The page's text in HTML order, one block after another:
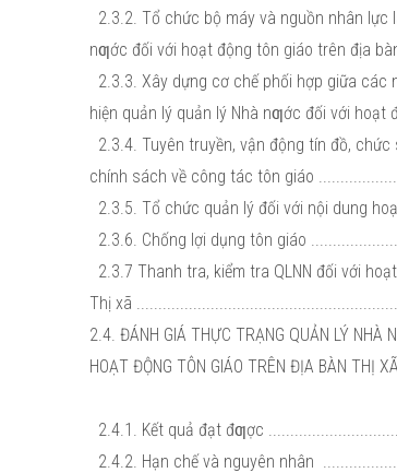
2.3.2. Tổ chức bộ máy và nguồn nhân lực
nƣớc đối với hoạt động tôn giáo trên địa
2.3.3. Xây dựng cơ chế phối hợp giữa
hiện quản lý quản lý Nhà nƣớc đối với hoạt
2.3.4. Tuyên truyền, vận động tín đồ,
chính sách về công tác tôn giáo
2.3.5. Tổ chức quản lý đối với nội dung
2.3.6. Chống lợi dụng tôn giáo
2.3.7 Thanh tra, kiểm tra QLNN đối với
Thị xã
2.4. ĐÁNH GIÁ THỰC TRẠNG QUẢN LÝ NHÀ
HOẠT ĐỘNG TÔN GIÁO TRÊN ĐỊA BÀN THỊ
2.4.1. Kết quả đạt đƣợc
2.4.2. Hạn chế và nguyên nhân